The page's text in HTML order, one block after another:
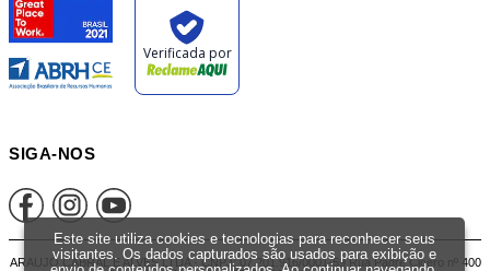
SIGA-NOS
ARAUJO CABRAL E ALVES LTDA - CNPJ: 07.201.916/0001-59 Rua Padre Cicero nº 400
Este site utiliza cookies e tecnologias para reconhecer seus
visitantes. Os dados capturados são usados para exibição e